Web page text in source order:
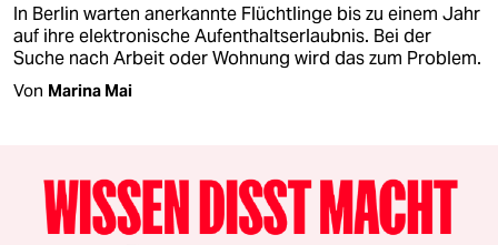
In Berlin warten anerkannte Flüchtlinge bis zu einem Jahr
auf ihre elektronische Aufenthaltserlaubnis. Bei der
Suche nach Arbeit oder Wohnung wird das zum Problem.
Von Marina Mai